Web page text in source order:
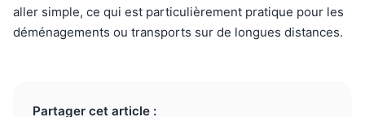
aller simple, ce qui est particulièrement pratique pour les
déménagements ou transports sur de longues distances.
Partager cet article :